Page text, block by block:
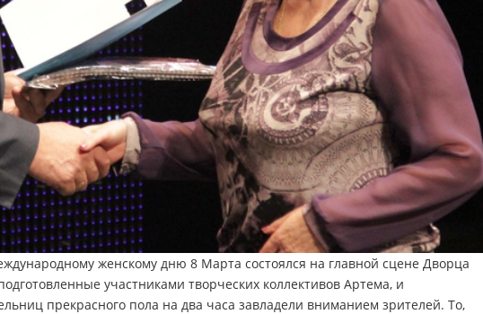
женскому дню 8 Марта состоялся на главной сцене Дворца
участниками творческих коллективов Артема, и
прекрасного пола на два часа завладели вниманием зрителей. То,